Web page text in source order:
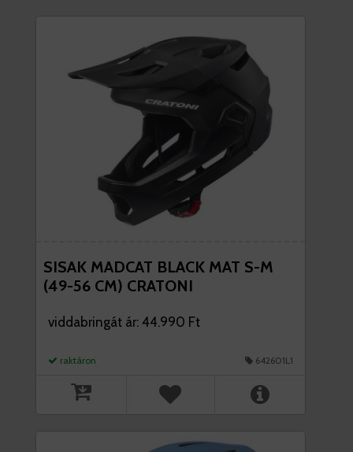
SISAK MADCAT BLACK MAT S-M
(49-56 CM) CRATONI
viddabringát ár: 44.990 Ft
raktáron 642601L1